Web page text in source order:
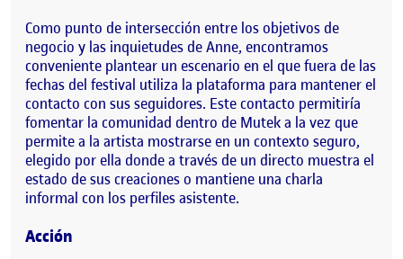
Como punto de intersección entre los objetivos de
negocio y las inquietudes de Anne, encontramos
conveniente plantear un escenario en el que fuera de las
fechas del festival utiliza la plataforma para mantener el
contacto con sus seguidores. Este contacto permitiría
fomentar la comunidad dentro de Mutek a la vez que
permite a la artista mostrarse en un contexto seguro,
elegido por ella donde a través de un directo muestra el
estado de sus creaciones o mantiene una charla
informal con los perfiles asistente.
Acción